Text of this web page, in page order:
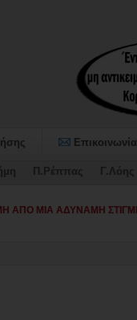
Επικοινωνία
Π.Ρέππας Γ.Λόης